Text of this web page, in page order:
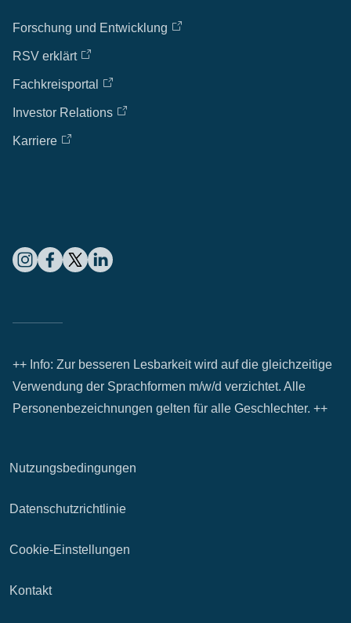
Forschung und Entwicklung
RSV erklärt
Fachkreisportal
Investor Relations
Karriere
++ Info: Zur besseren Lesbarkeit wird auf die gleichzeitige
Verwendung der Sprachformen m/w/d verzichtet. Alle
Personenbezeichnungen gelten für alle Geschlechter. ++
Nutzungsbedingungen
Datenschutzrichtlinie
Cookie-Einstellungen
Kontakt